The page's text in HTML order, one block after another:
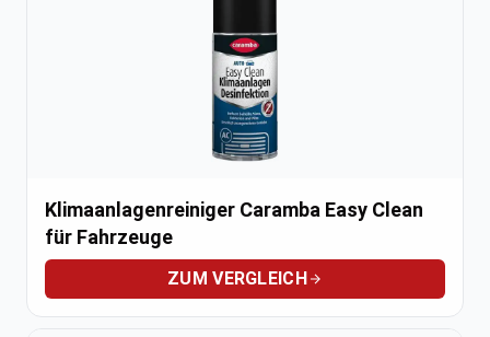
Klimaanlagenreiniger Caramba Easy Clean
für Fahrzeuge
ZUM VERGLEICH